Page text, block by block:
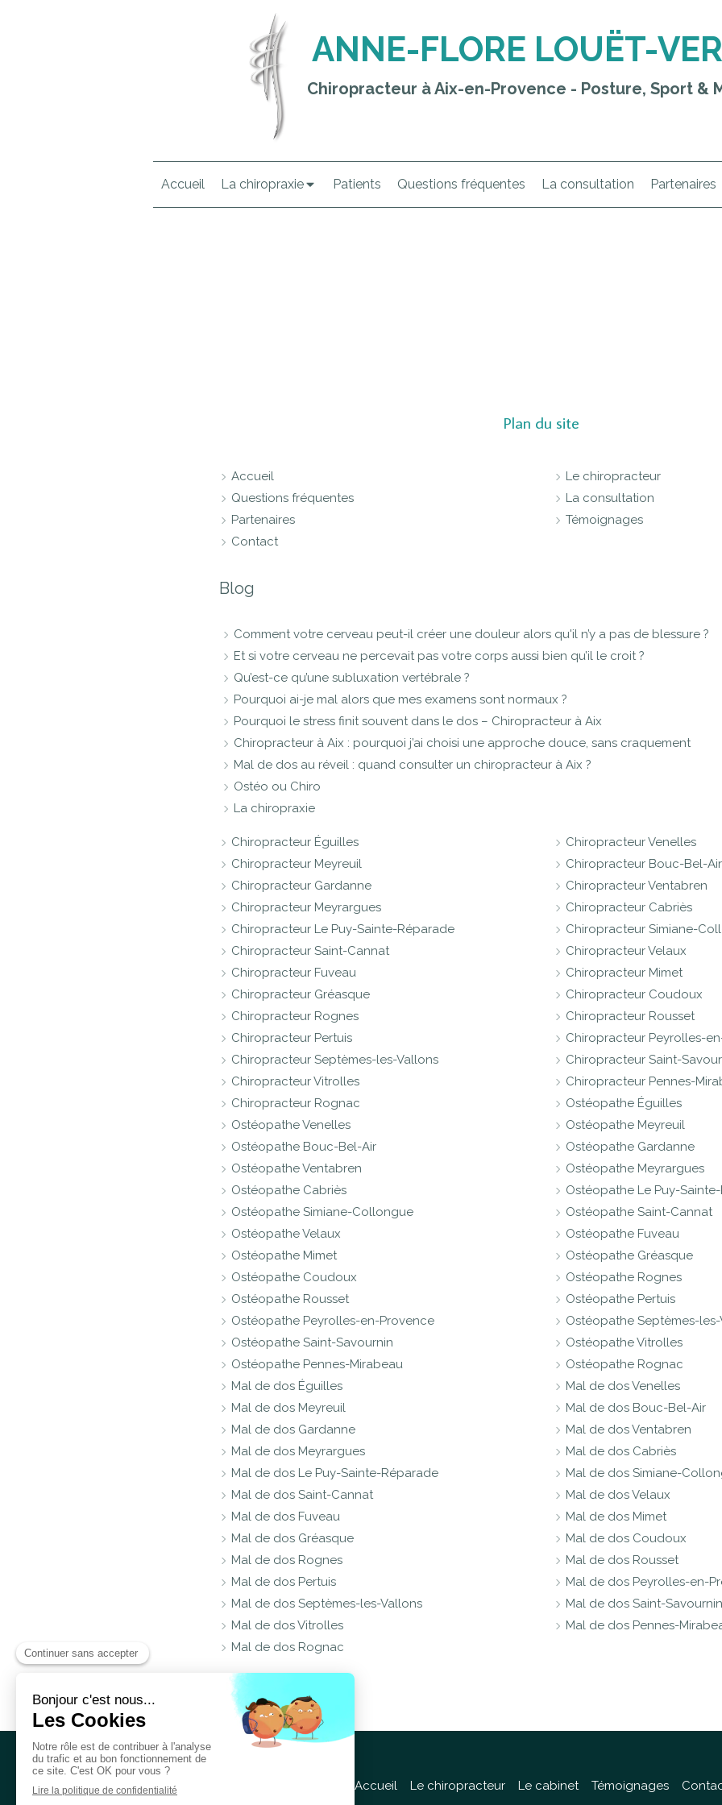
ANNE-FLORE LOUËT-
Chiropracteur à Aix-en-Provence - Posture, Sport &
Accueil La chiropraxie Patients Questions fréquentes La consultation Partenaires
Plan du site
Accueil
Le chiropracteur
Questions fréquentes
La consultation
Partenaires
Témoignages
Contact
Blog
Comment votre cerveau peut-il créer une douleur alors qu'il n’y a pas de blessure ?
Et si votre cerveau ne percevait pas votre corps aussi bien qu’il le croit ?
Qu’est-ce qu’une subluxation vertébrale ?
Pourquoi ai-je mal alors que mes examens sont normaux ?
Pourquoi le stress finit souvent dans le dos – Chiropracteur à Aix
Chiropracteur à Aix : pourquoi j’ai choisi une approche douce, sans craquement
Mal de dos au réveil : quand consulter un chiropracteur à Aix ?
Ostéo ou Chiro
La chiropraxie
Chiropracteur Éguilles
Chiropracteur Venelles
Chiropracteur Meyreuil
Chiropracteur Bouc-Bel-Air
Chiropracteur Gardanne
Chiropracteur Ventabren
Chiropracteur Meyrargues
Chiropracteur Cabriès
Chiropracteur Le Puy-Sainte-Réparade
Chiropracteur Simiane-
Chiropracteur Saint-Cannat
Chiropracteur Velaux
Chiropracteur Fuveau
Chiropracteur Mimet
Chiropracteur Gréasque
Chiropracteur Coudoux
Chiropracteur Rognes
Chiropracteur Rousset
Chiropracteur Pertuis
Chiropracteur Peyrolles-
Chiropracteur Septèmes-les-Vallons
Chiropracteur Saint-
Chiropracteur Vitrolles
Chiropracteur Pennes-
Chiropracteur Rognac
Ostéopathe Éguilles
Ostéopathe Venelles
Ostéopathe Meyreuil
Ostéopathe Bouc-Bel-Air
Ostéopathe Gardanne
Ostéopathe Ventabren
Ostéopathe Meyrargues
Ostéopathe Cabriès
Ostéopathe Le Puy-
Ostéopathe Simiane-Collongue
Ostéopathe Saint-Cannat
Ostéopathe Velaux
Ostéopathe Fuveau
Ostéopathe Mimet
Ostéopathe Gréasque
Ostéopathe Coudoux
Ostéopathe Rognes
Ostéopathe Rousset
Ostéopathe Pertuis
Ostéopathe Peyrolles-en-Provence
Ostéopathe Septèmes-
Ostéopathe Saint-Savournin
Ostéopathe Vitrolles
Ostéopathe Pennes-Mirabeau
Ostéopathe Rognac
Mal de dos Éguilles
Mal de dos Venelles
Mal de dos Meyreuil
Mal de dos Bouc-Bel-Air
Mal de dos Gardanne
Mal de dos Ventabren
Mal de dos Meyrargues
Mal de dos Cabriès
Mal de dos Le Puy-Sainte-Réparade
Mal de dos Simiane-
Mal de dos Saint-Cannat
Mal de dos Velaux
Mal de dos Fuveau
Mal de dos Mimet
Mal de dos Gréasque
Mal de dos Coudoux
Mal de dos Rognes
Mal de dos Rousset
Mal de dos Pertuis
Mal de dos Peyrolles-en-
Mal de dos Septèmes-les-Vallons
Mal de dos Saint-Savournin
Mal de dos Vitrolles
Mal de dos Pennes-
Mal de dos Rognac
Accueil Le chiropracteur Le cabinet Témoignages